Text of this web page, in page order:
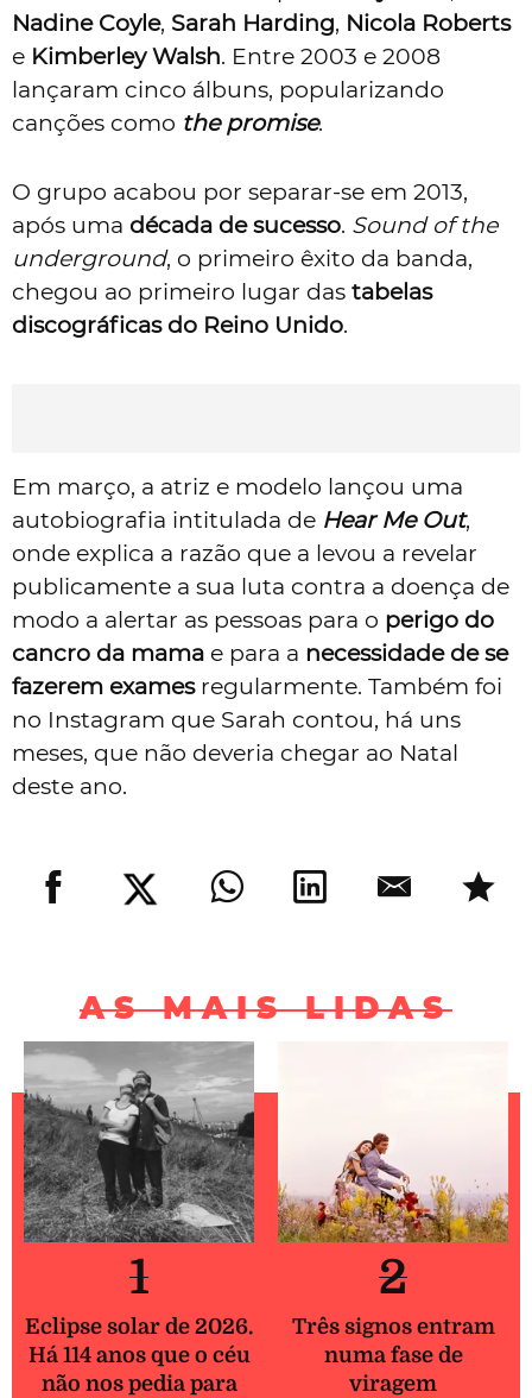
Nadine Coyle, Sarah Harding, Nicola Roberts
e Kimberley Walsh. Entre 2003 e 2008
lançaram cinco álbuns, popularizando
canções como the promise.
O grupo acabou por separar-se em 2013,
após uma década de sucesso. Sound of the
underground, o primeiro êxito da banda,
chegou ao primeiro lugar das tabelas
discográficas do Reino Unido.
Em março, a atriz e modelo lançou uma
autobiografia intitulada de Hear Me Out,
onde explica a razão que a levou a revelar
publicamente a sua luta contra a doença de
modo a alertar as pessoas para o perigo do
cancro da mama e para a necessidade de se
fazerem examesregularmente. Também foi
no Instagram que Sarah contou, há uns
meses, que não deveria chegar ao Natal
deste ano.
AS MAIS LIDAS
1
Eclipse solar de 2026.
Há 114 anos que o céu
não nos pedia para
2
Três signos entram
numa fase de
viragem